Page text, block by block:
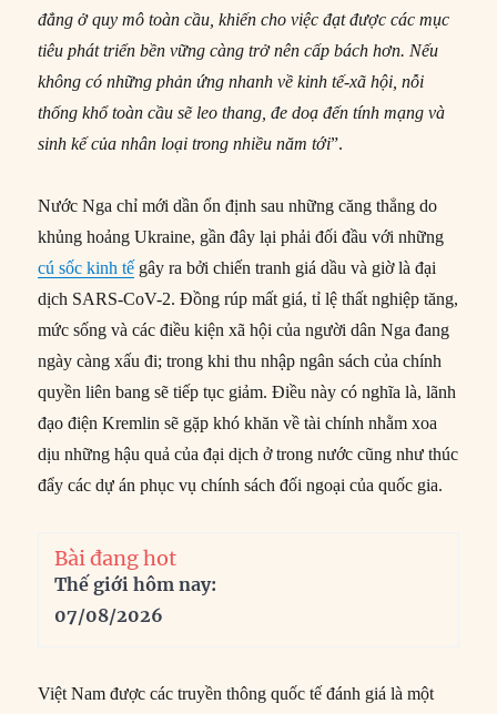
đẳng ở quy mô toàn cầu, khiến cho việc đạt được các mục
tiêu phát triển bền vững càng trở nên cấp bách hơn. Nếu
không có những phản ứng nhanh về kinh tế-xã hội, nỗi
thống khổ toàn cầu sẽ leo thang, đe doạ đến tính mạng và
sinh kế của nhân loại trong nhiều năm tới”.
Nước Nga chỉ mới dần ổn định sau những căng thẳng do
khủng hoảng Ukraine, gần đây lại phải đối đầu với những
cú sốc kinh tế gây ra bởi chiến tranh giá dầu và giờ là đại
dịch SARS-CoV-2. Đồng rúp mất giá, tỉ lệ thất nghiệp tăng,
mức sống và các điều kiện xã hội của người dân Nga đang
ngày càng xấu đi; trong khi thu nhập ngân sách của chính
quyền liên bang sẽ tiếp tục giảm. Điều này có nghĩa là, lãnh
đạo điện Kremlin sẽ gặp khó khăn về tài chính nhằm xoa
dịu những hậu quả của đại dịch ở trong nước cũng như thúc
đẩy các dự án phục vụ chính sách đối ngoại của quốc gia.
Bài đang hot
Thế giới hôm nay:
07/08/2026
Việt Nam được các truyền thông quốc tế đánh giá là một